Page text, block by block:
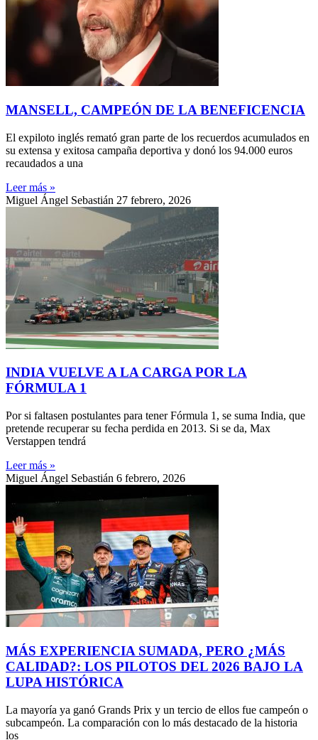
MANSELL, CAMPEÓN DE LA BENEFICENCIA
El expiloto inglés remató gran parte de los recuerdos acumulados en
su extensa y exitosa campaña deportiva y donó los 94.000 euros
recaudados a una
Leer más »
Miguel Ángel Sebastián 27 febrero, 2026
INDIA VUELVE A LA CARGA POR LA
FÓRMULA 1
Por si faltasen postulantes para tener Fórmula 1, se suma India, que
pretende recuperar su fecha perdida en 2013. Si se da, Max
Verstappen tendrá
Leer más »
Miguel Ángel Sebastián 6 febrero, 2026
MÁS EXPERIENCIA SUMADA, PERO ¿MÁS
CALIDAD?: LOS PILOTOS DEL 2026 BAJO LA
LUPA HISTÓRICA
La mayoría ya ganó Grands Prix y un tercio de ellos fue campeón o
subcampeón. La comparación con lo más destacado de la historia
los